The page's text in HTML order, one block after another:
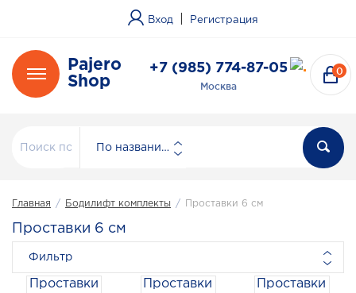
Вход Регистрация
Pajero
Shop
+7 (985) 774-87-05
Москва
0
По названию
Фильтр
Главная / Бодилифт комплекты / Проставки 6 см
Проставки 6 см
Проставки
Проставки
Проставки